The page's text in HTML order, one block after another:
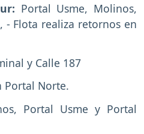
Portal Usme, Molinos,
- Flota realiza retornos en
y Calle 187
Portal Norte.
Portal Usme y Portal